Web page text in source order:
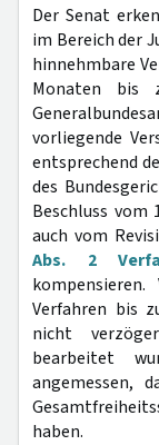
Der Senat
im Bereich der
hinnehmbare
Monaten bis
vorliegende
entsprechend
des
Beschluss vom
auch vom
Abs. 2
Verfahren bis
nicht
bearbeitet
angemessen,
haben.